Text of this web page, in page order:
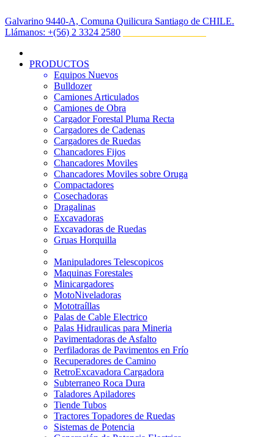
Galvarino 9440-A, Comuna Quilicura Santiago de CHILE.
Llámanos: ‎+(56) 2 3324 2580
PRODUCTOS
Equipos Nuevos
Bulldozer
Camiones Articulados
Camiones de Obra
Cargador Forestal Pluma Recta
Cargadores de Cadenas
Cargadores de Ruedas
Chancadores Fijos
Chancadores Moviles
Chancadores Moviles sobre Oruga
Compactadores
Cosechadoras
Dragalinas
Excavadoras
Excavadoras de Ruedas
Gruas Horquilla
Manipuladores Telescopicos
Maquinas Forestales
Minicargadores
MotoNiveladoras
Mototraíllas
Palas de Cable Electrico
Palas Hidraulicas para Mineria
Pavimentadoras de Asfalto
Perfiladoras de Pavimentos en Frío
Recuperadores de Camino
RetroExcavadora Cargadora
Subterraneo Roca Dura
Taladores Apiladores
Tiende Tubos
Tractores Topadores de Ruedas
Sistemas de Potencia